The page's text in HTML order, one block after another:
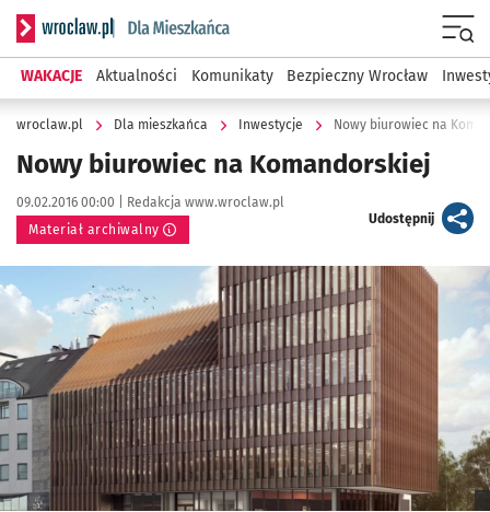
Serwis informacyjny wroclaw.pl podserwis: Dla mieszkańca
WAKACJE Aktualności Komunikaty Bezpieczny Wrocław
wroclaw.pl Dla mieszkańca Inwestycje Nowy biurowiec na
Nowy biurowiec na Komandorskiej
Data publikacji:
09.02.2016 00:00 | Autor:
Redakcja www.wroclaw.pl
Materiał archiwalny
Udostępnijartykuł